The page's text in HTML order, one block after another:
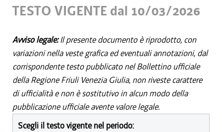
TESTO VIGENTE dal 10/03/2026
Avviso legale:Il presente documento è riprodotto, con
variazioni nella veste grafica ed eventuali annotazioni, dal
corrispondente testo pubblicato nel Bollettino ufficiale
della Regione Friuli Venezia Giulia, non riveste carattere
di ufficialità e non è sostitutivo in alcun modo della
pubblicazione ufficiale avente valore legale.
Scegli il testo vigente nel periodo: